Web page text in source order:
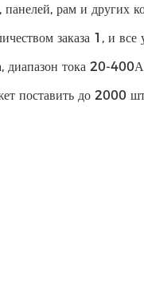
панелей, рам и других
заказа 1, и все
диапазон тока 20-
поставить до 2000